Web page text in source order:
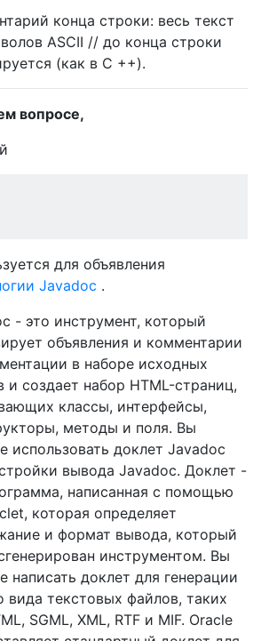
конца строки: весь текст
ASCII // до конца строки
(как в C ++).
вопросе,
для объявления
Javadoc .
- это инструмент, который
объявления и комментарии
в наборе исходных
и создает набор HTML-страниц,
классы, интерфейсы,
методы и поля. Вы
использовать доклет Javadoc
вывода Javadoc. Доклет -
написанная с помощью
которая определяет
и формат вывода, который
инструментом. Вы
написать доклет для генерации
вида текстовых файлов, таких
SGML, XML, RTF и MIF. Oracle